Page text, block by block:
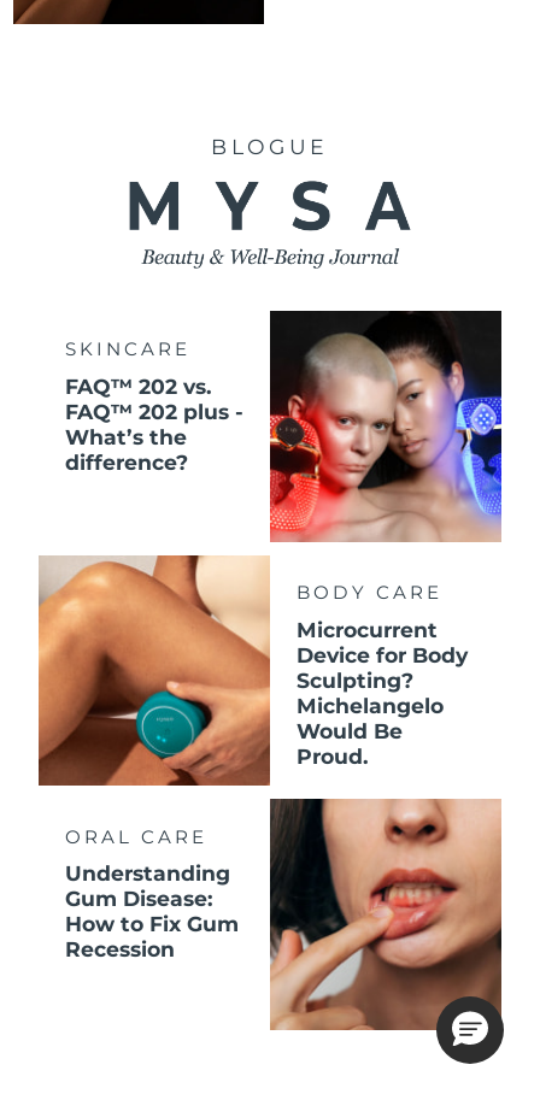
BLOGUE
SKINCARE
FAQ™ 202 vs.
FAQ™ 202 plus -
What’s the
difference?
BODY CARE
Microcurrent
Device for Body
Sculpting?
Michelangelo
Would Be
Proud.
ORAL CARE
Understanding
Gum Disease:
How to Fix Gum
Recession